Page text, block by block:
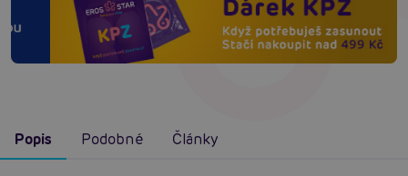
Popis Podobné Články